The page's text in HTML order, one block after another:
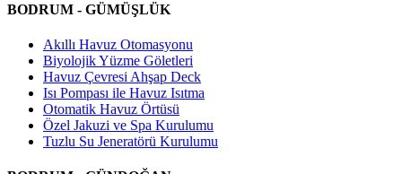
BODRUM - GÜMÜŞLÜK
Akıllı Havuz Otomasyonu
Biyolojik Yüzme Göletleri
Havuz Çevresi Ahşap Deck
Isı Pompası ile Havuz Isıtma
Otomatik Havuz Örtüsü
Özel Jakuzi ve Spa Kurulumu
Tuzlu Su Jeneratörü Kurulumu